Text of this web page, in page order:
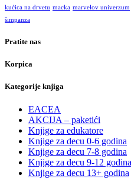
kućica na drvetu macka marvelov univerzum
šimpanza
Pratite nas
Korpica
Kategorije knjiga
EACEA
AKCIJA – paketići
Knjige za edukatore
Knjige za decu 0-6 godina
Knjige za decu 7-8 godina
Knjige za decu 9-12 godina
Knjige za decu 13+ godina